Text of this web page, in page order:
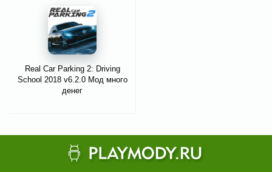
Real Car Parking 2: Driving
School 2018 v6.2.0 Мод много
денег